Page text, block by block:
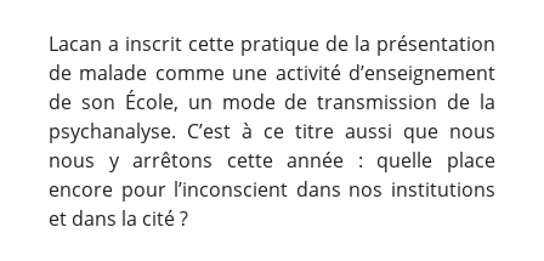
Lacan a inscrit cette pratique de la présentation
de malade comme une activité d’enseignement
de son École, un mode de transmission de la
psychanalyse. C’est à ce titre aussi que nous
nous y arrêtons cette année : quelle place
encore pour l’inconscient dans nos institutions
et dans la cité ?